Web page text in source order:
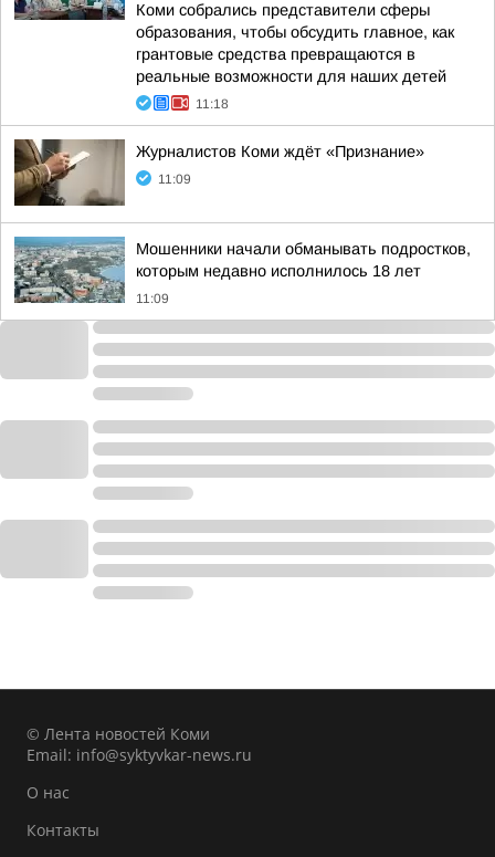
Коми собрались представители сферы
образования, чтобы обсудить главное, как
грантовые средства превращаются в
реальные возможности для наших детей
11:18
Журналистов Коми ждёт «Признание»
11:09
Мошенники начали обманывать подростков,
которым недавно исполнилось 18 лет
11:09
© Лента новостей Коми
Email: info@syktyvkar-news.ru
О нас
Контакты